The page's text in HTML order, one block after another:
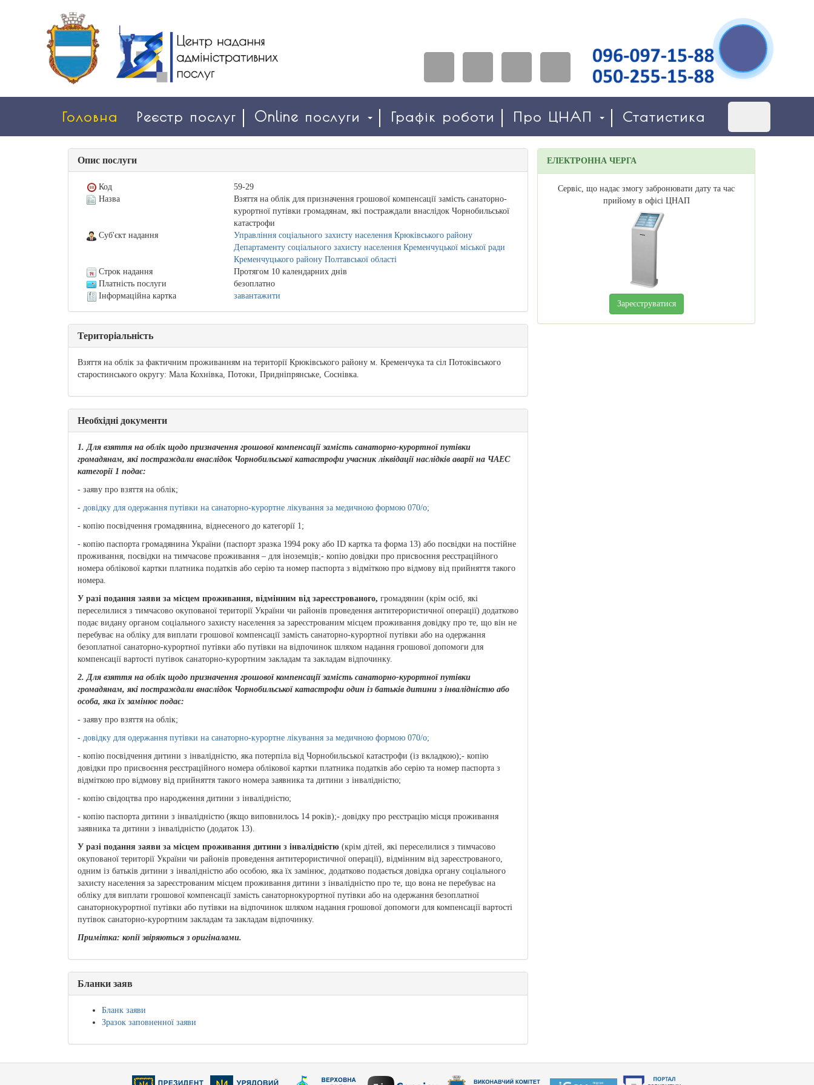
Головна Реєстр послуг Online послуги Графік роботи Про ЦНАП Статистика
Опис послуги
Код
59-29
Назва
Взяття на облік для призначення грошової компенсації замість санаторно-
курортної путівки громадянам, які постраждали внаслідок Чорнобильської
катастрофи
Суб'єкт надання
Управління соціального захисту населення Крюківського району
Департаменту соціального захисту населення Кременчуцької міської ради
Кременчуцького району Полтавської області
Строк надання
Протягом 10 календарних днів
Платність послуги
безоплатно
Інформаційна картка
завантажити
Територіальність
Взяття на облік за фактичним проживанням на території Крюківського району м. Кременчука та сіл Потоківського
старостинського округу: Мала Кохнівка, Потоки, Придніпрянське, Соснівка.
Необхідні документи
1. Для взяття на облік щодо призначення грошової компенсації замість санаторно-курортної путівки
громадянам, які постраждали внаслідок Чорнобильської катастрофи учасник ліквідації наслідків аварії на ЧАЕС
категорії 1 подає:
- заяву про взяття на облік;
- довідку для одержання путівки на санаторно-курортне лікування за медичною формою 070/о;
- копію посвідчення громадянина, віднесеного до категорії 1;
- копію паспорта громадянина України (паспорт зразка 1994 року або ID картка та форма 13) або посвідки на постійне
проживання, посвідки на тимчасове проживання – для іноземців;- копію довідки про присвоєння реєстраційного
номера облікової картки платника податків або серію та номер паспорта з відміткою про відмову від прийняття такого
номера.
У разі подання заяви за місцем проживання, відмінним від зареєстрованого, громадянин (крім осіб, які
переселилися з тимчасово окупованої території України чи районів проведення антитерористичної операції) додатково
подає видану органом соціального захисту населення за зареєстрованим місцем проживання довідку про те, що він не
перебуває на обліку для виплати грошової компенсації замість санаторно-курортної путівки або на одержання
безоплатної санаторно-курортної путівки або путівки на відпочинок шляхом надання грошової допомоги для
компенсації вартості путівок санаторно-курортним закладам та закладам відпочинку.
2. Для взяття на облік щодо призначення грошової компенсації замість санаторно-курортної путівки
громадянам, які постраждали внаслідок Чорнобильської катастрофи один із батьків дитини з інвалідністю або
особа, яка їх замінює подає:
- заяву про взяття на облік;
- довідку для одержання путівки на санаторно-курортне лікування за медичною формою 070/о;
- копію посвідчення дитини з інвалідністю, яка потерпіла від Чорнобильської катастрофи (із вкладкою);- копію
довідки про присвоєння реєстраційного номера облікової картки платника податків або серію та номер паспорта з
відміткою про відмову від прийняття такого номера заявника та дитини з інвалідністю;
- копію свідоцтва про народження дитини з інвалідністю;
- копію паспорта дитини з інвалідністю (якщо виповнилось 14 років);- довідку про реєстрацію місця проживання
заявника та дитини з інвалідністю (додаток 13).
У разі подання заяви за місцем проживання дитини з інвалідністю (крім дітей, які переселилися з тимчасово
окупованої території України чи районів проведення антитерористичної операції), відмінним від зареєстрованого,
одним із батьків дитини з інвалідністю або особою, яка їх замінює, додатково подається довідка органу соціального
захисту населення за зареєстрованим місцем проживання дитини з інвалідністю про те, що вона не перебуває на
обліку для виплати грошової компенсації замість санаторнокурортної путівки або на одержання безоплатної
санаторнокурортної путівки або путівки на відпочинок шляхом надання грошової допомоги для компенсації вартості
путівок санаторно-курортним закладам та закладам відпочинку.
Примітка: копії звіряються з оригіналами.
Бланки заяв
Бланк заяви
Зразок заповненної заяви
ЕЛЕКТРОННА ЧЕРГА
Сервіс, що надає змогу забронювати дату та час
прийому в офісі ЦНАП
Зареєструватися